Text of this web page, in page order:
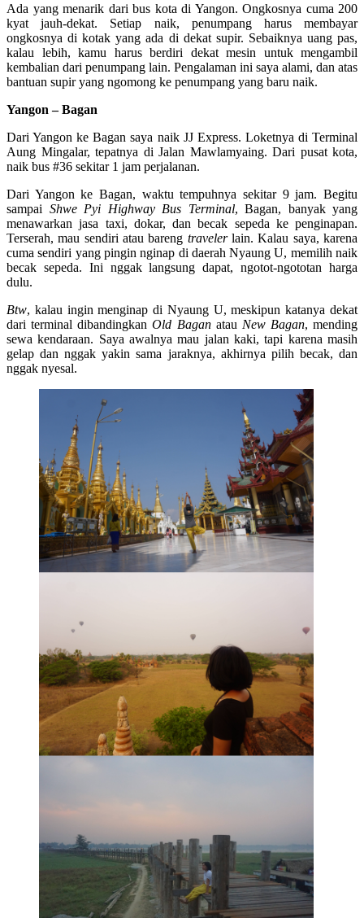
Ada yang menarik dari bus kota di Yangon. Ongkosnya cuma 200
kyat jauh-dekat. Setiap naik, penumpang harus membayar
ongkosnya di kotak yang ada di dekat supir. Sebaiknya uang pas,
kalau lebih, kamu harus berdiri dekat mesin untuk mengambil
kembalian dari penumpang lain. Pengalaman ini saya alami, dan atas
bantuan supir yang ngomong ke penumpang yang baru naik.
Yangon – Bagan
Dari Yangon ke Bagan saya naik JJ Express. Loketnya di Terminal
Aung Mingalar, tepatnya di Jalan Mawlamyaing. Dari pusat kota,
naik bus #36 sekitar 1 jam perjalanan.
Dari Yangon ke Bagan, waktu tempuhnya sekitar 9 jam. Begitu
sampai Shwe Pyi Highway Bus Terminal, Bagan, banyak yang
menawarkan jasa taxi, dokar, dan becak sepeda ke penginapan.
Terserah, mau sendiri atau bareng travelerlain. Kalau saya, karena
cuma sendiri yang pingin nginap di daerah Nyaung U, memilih naik
becak sepeda. Ini nggak langsung dapat, ngotot-ngototan harga
dulu.
Btw, kalau ingin menginap di Nyaung U, meskipun katanya dekat
dari terminal dibandingkanOld Baganatau New Bagan, mending
sewa kendaraan. Saya awalnya mau jalan kaki, tapi karena masih
gelap dan nggak yakin sama jaraknya, akhirnya pilih becak, dan
nggak nyesal.